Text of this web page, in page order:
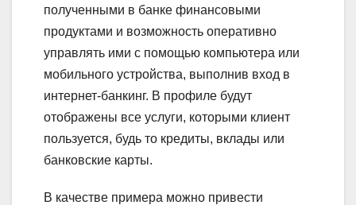
полученными в банке финансовыми
продуктами и возможность оперативно
управлять ими с помощью компьютера или
мобильного устройства, выполнив вход в
интернет-банкинг. В профиле будут
отображены все услуги, которыми клиент
пользуется, будь то кредиты, вклады или
банковские карты.
В качестве примера можно привести